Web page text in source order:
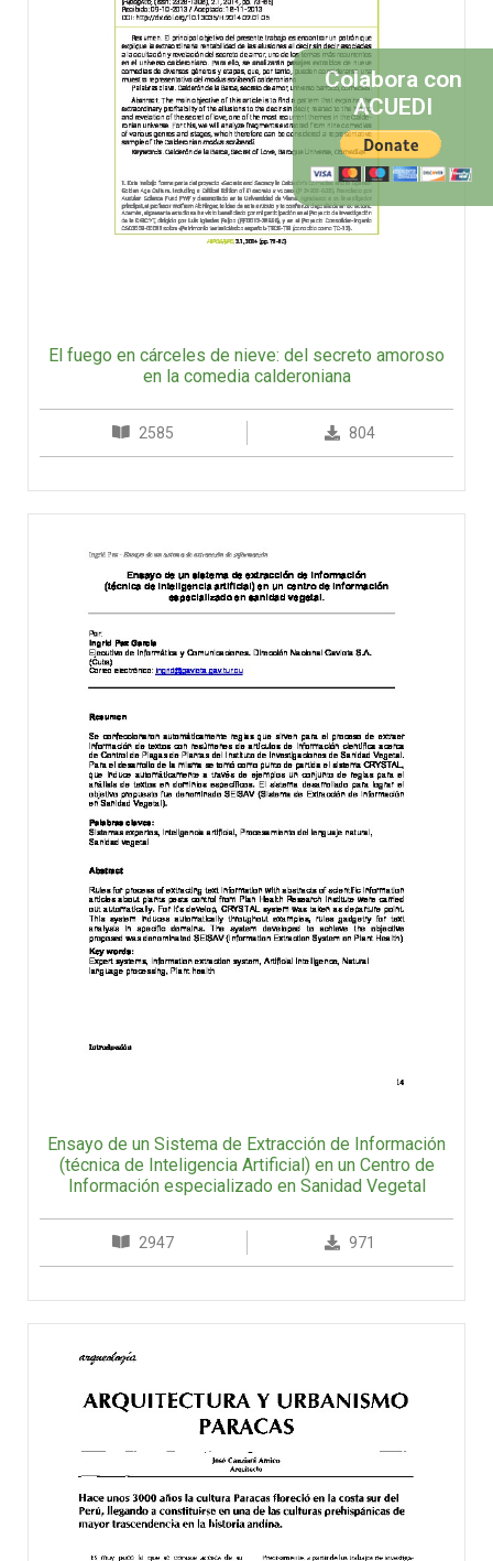
El fuego en cárceles de nieve: del secreto amoroso
en la comedia calderoniana
2585 804
Ensayo de un Sistema de Extracción de Información
(técnica de Inteligencia Artificial) en un Centro de
Información especializado en Sanidad Vegetal
2947 971
Colabora con
ACUEDI